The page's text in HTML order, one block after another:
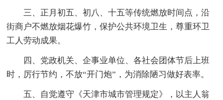
三、正月初五、初八、十五等传统燃放时间点，沿
街商户不燃放烟花爆竹，保护公共环境卫生，尊重环卫
工人劳动成果。
四、党政机关、企事业单位、各社会团体节后上班
时，厉行节约，不放“开门炮”，为消除陋习做好表率。
五、自觉遵守《天津市城市管理规定》，以主人翁